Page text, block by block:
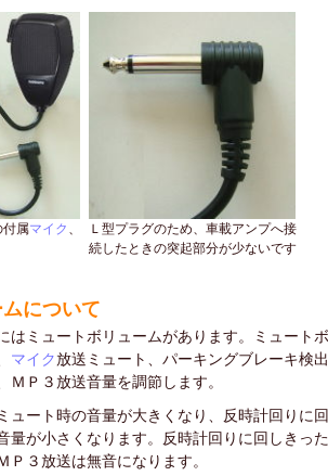
付属マイク 、
Ｌ型プラグのため、車載アンプへ接
続したときの突起部分が少ないです
について
はミュートボリュームがあります。ミュートボ
マイク放送ミュート、パーキングブレーキ検出
ＭＰ３放送音量を調節します。
ュート時の音量が大きくなり、反時計回りに回
量が小さくなります。反時計回りに回しきった
Ｐ３放送は無音になります。